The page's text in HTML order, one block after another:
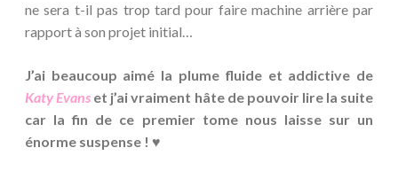
ne sera t-il pas trop tard pour faire machine arrière par
rapport à son projet initial…
J’ai beaucoup aimé la plume fluide et addictive de
Katy Evans et j’ai vraiment hâte de pouvoir lire la suite
car la fin de ce premier tome nous laisse sur un
énorme suspense ! ♥